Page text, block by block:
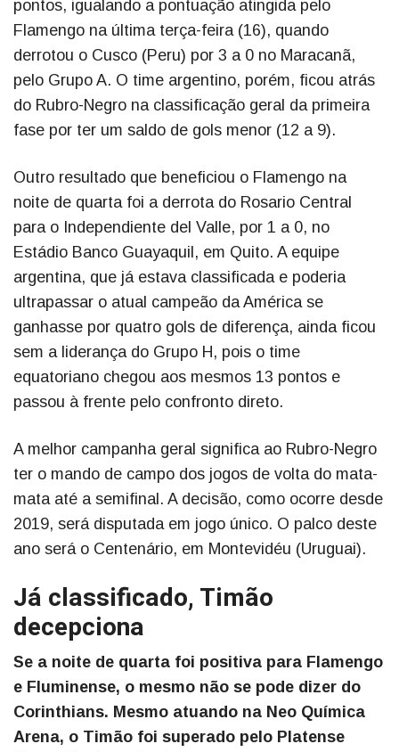
pontos, igualando a pontuação atingida pelo
Flamengo na última terça-feira (16), quando
derrotou o Cusco (Peru) por 3 a 0 no Maracanã,
pelo Grupo A. O time argentino, porém, ficou atrás
do Rubro-Negro na classificação geral da primeira
fase por ter um saldo de gols menor (12 a 9).
Outro resultado que beneficiou o Flamengo na
noite de quarta foi a derrota do Rosario Central
para o Independiente del Valle, por 1 a 0, no
Estádio Banco Guayaquil, em Quito. A equipe
argentina, que já estava classificada e poderia
ultrapassar o atual campeão da América se
ganhasse por quatro gols de diferença, ainda ficou
sem a liderança do Grupo H, pois o time
equatoriano chegou aos mesmos 13 pontos e
passou à frente pelo confronto direto.
A melhor campanha geral significa ao Rubro-Negro
ter o mando de campo dos jogos de volta do mata-
mata até a semifinal. A decisão, como ocorre desde
2019, será disputada em jogo único. O palco deste
ano será o Centenário, em Montevidéu (Uruguai).
Já classificado, Timão
decepciona
Se a noite de quarta foi positiva para Flamengo
e Fluminense, o mesmo não se pode dizer do
Corinthians. Mesmo atuando na Neo Química
Arena, o Timão foi superado pelo Platense